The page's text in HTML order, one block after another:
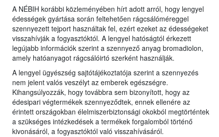
A NÉBIH korábbi közleményében hírt adott arról, hogy lengyel
édességek gyártása során feltehetően rágcsálóméreggel
szennyezett tejport használtak fel, ezért ezeket az édességeket
visszahívják a fogyasztóktól. A lengyel hatóságtól érkezett
legújabb információk szerint a szennyező anyag bromadiolon,
amely hatóanyagot rágcsálóirtó szerként használják.
A lengyel ügyészség sajtótájékoztatója szerint a szennyezés
nem jelent valós veszélyt az emberek egészségre.
Kihangsúlyozzák, hogy továbbra sem bizonyított, hogy az
édesipari végtermékek szennyeződtek, ennek ellenére az
érintett országokban élelmiszerbiztonsági okokból megtörténtek
a szükséges intézkedések a termékek forgalomból történő
kivonásáról, a fogyasztóktól való visszahívásáról.